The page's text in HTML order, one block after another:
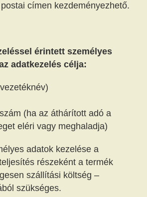
címen kezdeményezhető.
érintett személyes
adatkezelés célja:
(ha az áthárított adó a
eléri vagy meghaladja)
adatok kezelése a
részeként a termék
szállítási költség –
szükséges.